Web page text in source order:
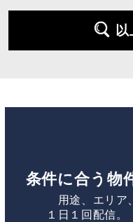
条件に合う物
用途、エリア
１日１回配信。